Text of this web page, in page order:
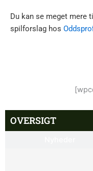
Du kan se meget mere
spilforslag hos
OVERSIGT